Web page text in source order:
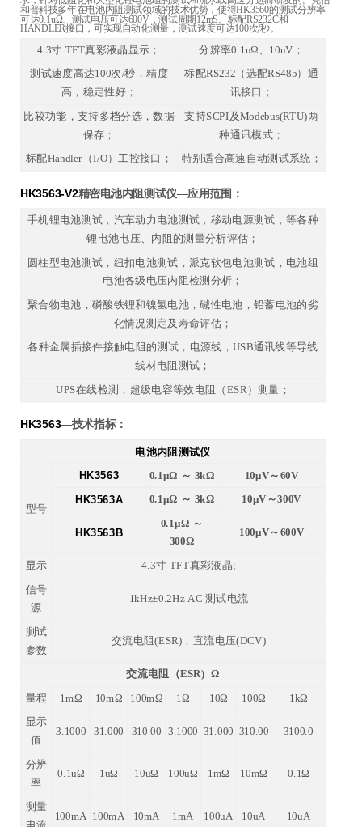
和普科技多年在电池内阻测试领域的技术优势，使得HK3560的测试分辨率
可达0.1uΩ、测试电压可达600V，测试周期12mS。标配RS232C和
HANDLER接口，可实现自动化测量，测试速度可达100次/秒。
4.3寸 TFT真彩液晶显示； 分辨率0.1uΩ、10uV；
测试速度高达100次/秒，精度
高，稳定性好；
标配RS232（选配RS485）通
讯接口；
比较功能，支持多档分选，数据
保存；
支持SCPI及Modebus(RTU)两
种通讯模式；
标配Handler（I/O）工控接口； 特别适合高速自动测试系统；
HK3563-V2精密电池内阻测试仪—应用范围：
手机锂电池测试，汽车动力电池测试，移动电源测试，等各种
锂电池电压、内阻的测量分析评估；
圆柱型电池测试，纽扣电池测试，派克软包电池测试，电池组
电池各级电压内阻检测分析；
聚合物电池，磷酸铁锂和镍氢电池，碱性电池，铅蓄电池的劣
化情况测定及寿命评估；
各种金属插接件接触电阻的测试，电源线，USB通讯线等导线
线材电阻测试；
UPS在线检测，超级电容等效电阻（ESR）测量；
HK3563—技术指标：
电池内阻测试仪
型号
HK3563 0.1μΩ ～ 3kΩ 10μV～60V
HK3563A 0.1μΩ ～ 3kΩ 10μV～300V
HK3563B
0.1μΩ ～
300Ω
100μV～600V
显示 4.3寸 TFT真彩液晶;
信号
源
1kHz±0.2Hz AC 测试电流
测试
参数
交流电阻(ESR)，直流电压(DCV)
交流电阻（ESR) Ω
量程 1mΩ 10mΩ 100mΩ 1Ω 10Ω 100Ω 1kΩ
显示
值
3.1000 31.000 310.00 3.1000 31.000 310.00 3100.0
分辨
率
0.1uΩ 1uΩ 10uΩ 100uΩ 1mΩ 10mΩ 0.1Ω
测量
100mA 100mA 10mA 1mA 100uA 10uA 10uA